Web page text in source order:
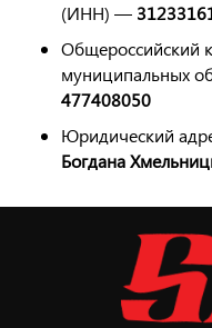
(ИНН) —
Общероссийский
муниципальных
477408050
Юридический
Богдана